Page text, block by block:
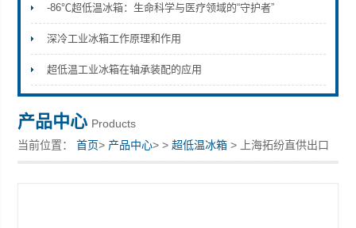
上海拓纷机械设备有限公司
-86℃超低温冰箱：生命科学与医疗领域的“守护者”
深冷工业冰箱工作原理和作用
超低温工业冰箱在轴承装配的应用
产品中心 Products
当前位置：首页> 产品中心> >超低温冰箱 > 上海拓纷直供出口
超低温冷柜